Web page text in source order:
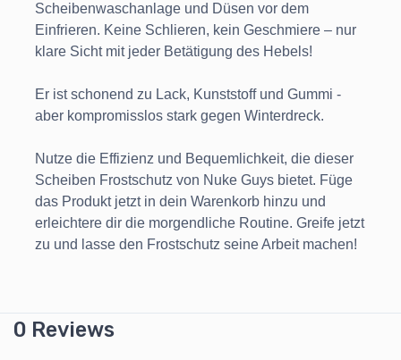
Scheibenwaschanlage und Düsen vor dem
Einfrieren. Keine Schlieren, kein Geschmiere – nur
klare Sicht mit jeder Betätigung des Hebels!
Er ist schonend zu Lack, Kunststoff und Gummi -
aber kompromisslos stark gegen Winterdreck.
Nutze die Effizienz und Bequemlichkeit, die dieser
Scheiben Frostschutz von Nuke Guys bietet. Füge
das Produkt jetzt in dein Warenkorb hinzu und
erleichtere dir die morgendliche Routine. Greife jetzt
zu und lasse den Frostschutz seine Arbeit machen!
0 Reviews